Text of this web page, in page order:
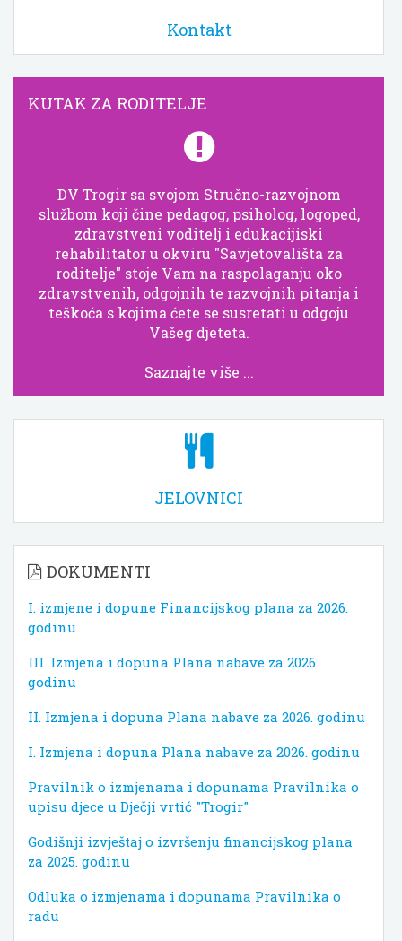
Kontakt
KUTAK ZA RODITELJE
DV Trogir sa svojom Stručno-razvojnom
službom koji čine pedagog, psiholog, logoped,
zdravstveni voditelj i edukacijiski
rehabilitator u okviru "Savjetovališta za
roditelje" stoje Vam na raspolaganju oko
zdravstvenih, odgojnih te razvojnih pitanja i
teškoća s kojima ćete se susretati u odgoju
Vašeg djeteta.
Saznajte više ...
JELOVNICI
DOKUMENTI
I. izmjene i dopune Financijskog plana za 2026.
godinu
III. Izmjena i dopuna Plana nabave za 2026.
godinu
II. Izmjena i dopuna Plana nabave za 2026. godinu
I. Izmjena i dopuna Plana nabave za 2026. godinu
Pravilnik o izmjenama i dopunama Pravilnika o
upisu djece u Dječji vrtić "Trogir"
Godišnji izvještaj o izvršenju financijskog plana
za 2025. godinu
Odluka o izmjenama i dopunama Pravilnika o
radu